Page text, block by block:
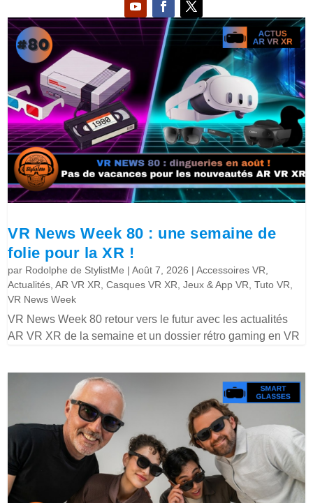
VR News Week 80 : une semaine de
folie pour la XR !
par Rodolphe de StylistMe |Août 7, 2026 |Accessoires VR
Actualités ,AR VR XR ,Casques VR XR ,Jeux & App VR ,Tuto VR
VR News Week
VR News Week 80 retour vers le futur avec les actualités
AR VR XR de la semaine et un dossier rétro gaming en VR